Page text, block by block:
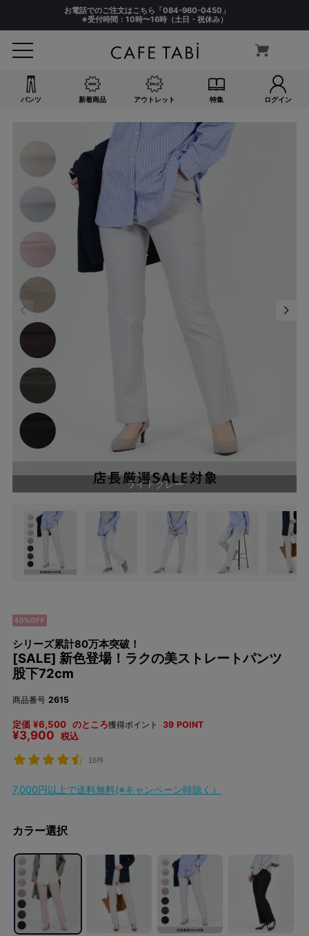
お電話でのご注文はこちら「084-960-0450 」
※受付時間：10時〜16時（土日・祝休み）
パンツ 新着商品 アウトレット 特集 ログイン
ライトグレー
シリーズ累計80万本突破！
[SALE] 新色登場！ラクの美ストレートパンツ
股下72cm
商品番号 2615
定価 ¥6,500 のところ
¥3,900 税込
獲得ポイント 39 POINT
16件
7,000円以上で送料無料(※キャンペーン時除く）
カラー選択